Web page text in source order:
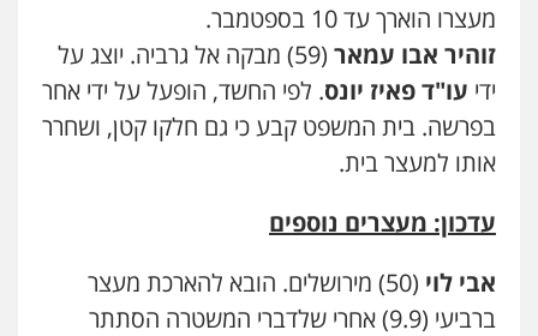
מעצרו הוארך עד 10 בספטמבר.
זוהיר אבו עמאר
(59) מבקה אל גרביה. יוצג על
ידי עו"ד פאיז יונס. לפי החשד, הופעל על ידי אחר
בפרשה. בית המשפט קבע כי גם חלקו קטן, ושחרר
אותו למעצר בית.
עדכון: מעצרים נוספים
אבי לוי
(50) מירושלים. הובא להארכת מעצר
ברביעי (9.9) אחרי שלדברי המשטרה הסתתר